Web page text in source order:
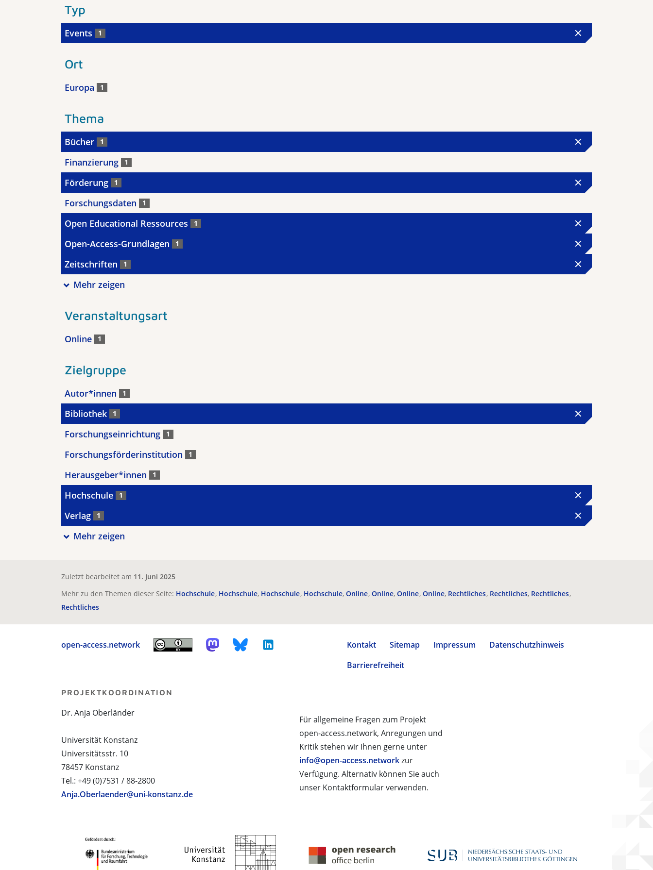
Typ
Events 1
Ort
Europa 1
Thema
Bücher 1
Finanzierung 1
Förderung 1
Forschungsdaten 1
Open Educational Ressources 1
Open-Access-Grundlagen 1
Zeitschriften 1
Mehr zeigen
Veranstaltungsart
Online 1
Zielgruppe
Autor*innen 1
Bibliothek 1
Forschungseinrichtung 1
Forschungsförderinstitution 1
Herausgeber*innen 1
Hochschule 1
Verlag 1
Mehr zeigen
Zuletzt bearbeitet am 11. Juni 2025
Mehr zu den Themen dieser Seite: Hochschule Hochschule Hochschule Hochschule Online Online Online Online Rechtliches Rechtliches Rechtliches
Rechtliches
open-access.network Kontakt Sitemap Impressum
Datenschutzhinweis
Barrierefreiheit
Für allgemeine Fragen zum Projekt
open-access.network, Anregungen und
Kritik stehen wir Ihnen gerne unter
info@open-access.networkzur
Verfügung. Alternativ können Sie auch
unser Kontaktformular verwenden.
PROJEKTKOORDINATION
Dr. Anja Oberländer
Universität Konstanz
Universitätsstr. 10
78457 Konstanz
Tel.: +49 (0)7531 / 88-2800
Anja.Oberlaender@uni-konstanz.de